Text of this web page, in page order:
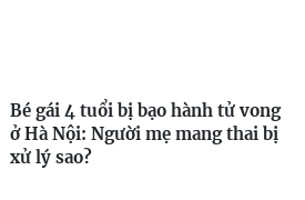
Bé gái 4 tuổi bị bạo hành tử vong
ở Hà Nội: Người mẹ mang thai bị
xử lý sao?